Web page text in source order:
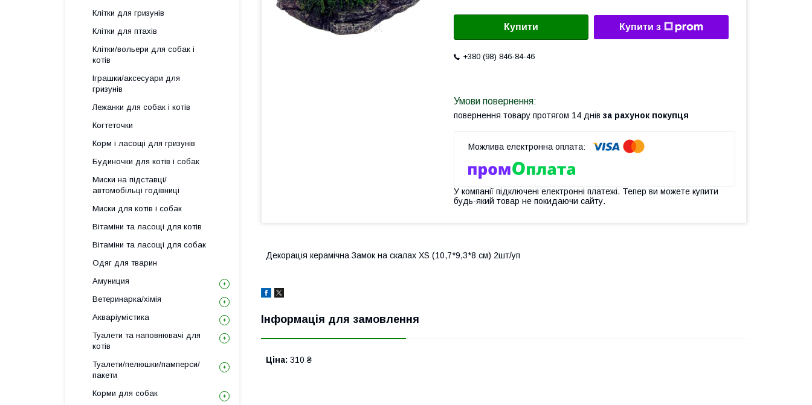
Купити Купити з
+380 (98) 846-84-46
повернення товару протягом 14 днів за рахунок покупця
У компанії підключені електронні платежі. Тепер ви можете купити
будь-який товар не покидаючи сайту.
Декорація керамічна Замок на скалах XS (10,7*9,3*8 см) 2шт/уп
Інформація для замовлення
Ціна: 310 ₴
Клітки для гризунів
Клітки для птахів
Клітки/вольери для собак і
котів
Іграшки/аксесуари для
гризунів
Лежанки для собак і котів
Когтеточки
Корм і ласощі для гризунів
Будиночки для котів і собак
Миски на підставці/
автомобільці годівниці
Миски для котів і собак
Вітаміни та ласощі для котів
Вітаміни та ласощі для собак
Одяг для тварин
Амуниция
Ветеринарка/хімія
Акваріумістика
Туалети та наповнювачі для
котів
Туалети/пелюшки/памперси/
пакети
Корми для собак